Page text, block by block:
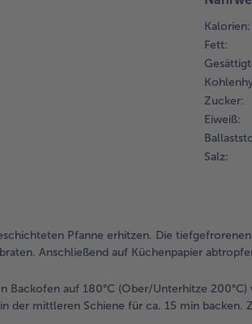
Kalorien:
Fett:
Zucker:
Eiweiß:
Salz:
Pfanne erhitzen. Die
Anschließend auf Küchenpapier
Backofen auf 180°C (Ober/Unterhitze
der mittleren Schiene für ca. 15 min backen.